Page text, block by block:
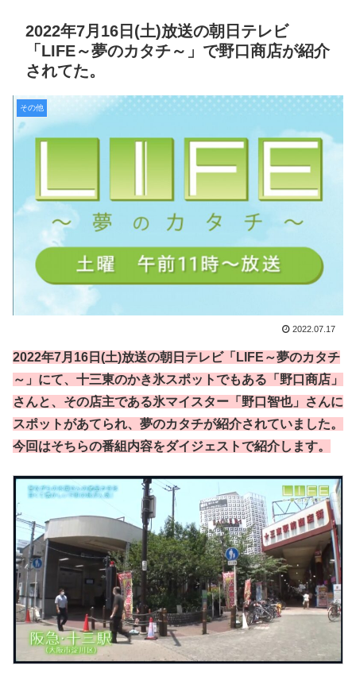
2022年7月16日(土)放送の朝日テレビ
「LIFE～夢のカタチ～」で野口商店が紹介
されてた。
その他
2022.07.17
2022年7月16日(土)放送の朝日テレビ「LIFE～夢のカタチ
～」にて、十三東のかき氷スポットでもある「野口商店」
さんと、その店主である氷マイスター「野口智也」さんに
スポットがあてられ、夢のカタチが紹介されていました。
今回はそちらの番組内容をダイジェストで紹介します。